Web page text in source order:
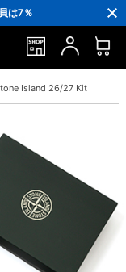
は7％
」プレゼント！
レゼント！
Island 26/27 Kit